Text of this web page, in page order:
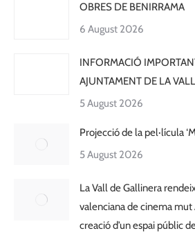
OBRES DE BENIRRAMA
6 August 2026
INFORMACIÓ
AJUNTAMENT DE LA
5 August 2026
Projecció de la pel·lícula
5 August 2026
La Vall de Gallinera
valenciana de cinema mut
creació d’un espai públic